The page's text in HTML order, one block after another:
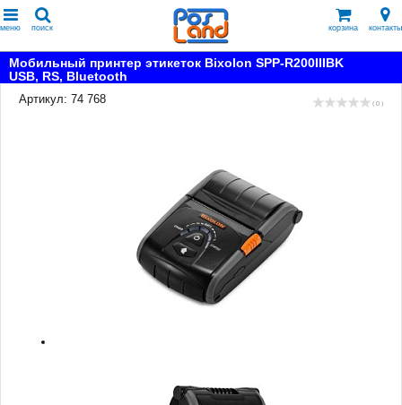
меню поиск корзина контакты
Мобильный принтер этикеток Bixolon SPP-R200IIIBK
USB, RS, Bluetooth
Артикул: 74 768
( 0 )